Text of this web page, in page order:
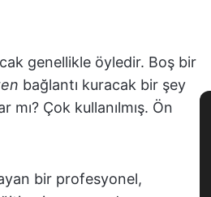
genellikle öyledir. Boş bir
bağlantı kuracak bir şey
Çok kullanılmış. Ön
bir profesyonel,